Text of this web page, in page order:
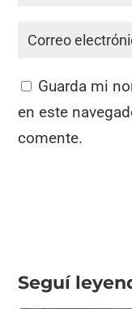
Guarda mi
en este
comente.
Seguí